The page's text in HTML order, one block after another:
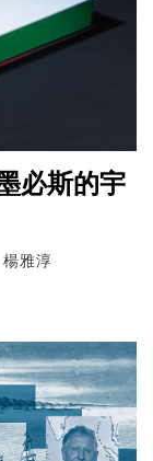
必斯的宇
雅淳